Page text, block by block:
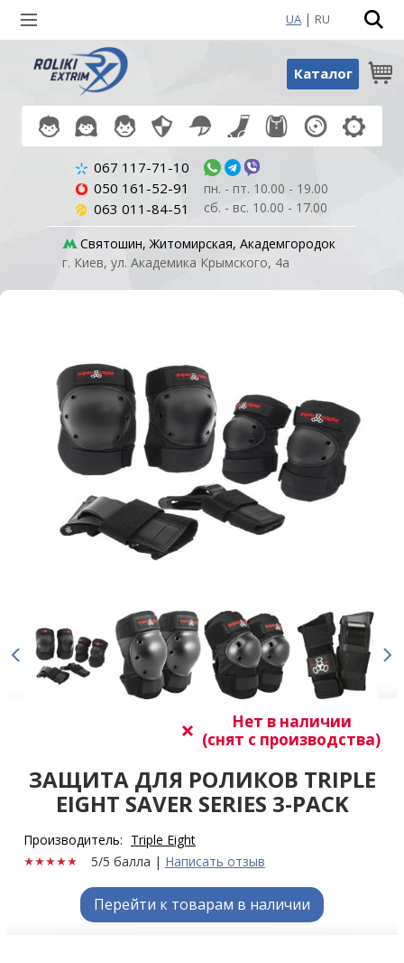
UA | RU
Каталог
067 117-71-10
050 161-52-91
063 011-84-51
пн. - пт. 10.00 - 19.00
сб. - вс. 10.00 - 17.00
Святошин, Житомирская, Академгородок
г. Киев, ул. Академика Крымского, 4а
Нет в наличии
(снят с производства)
ЗАЩИТА ДЛЯ РОЛИКОВ TRIPLE
EIGHT SAVER SERIES 3-PACK
Производитель: Triple Eight
5/5 балла | Написать отзыв
Перейти к товарам в наличии